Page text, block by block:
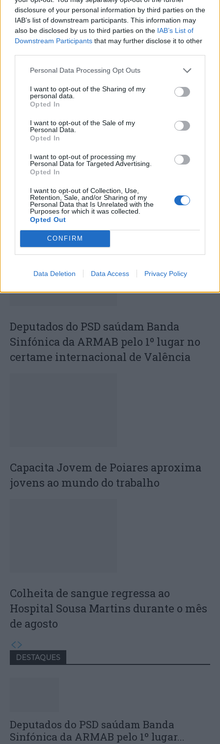
disclosure of your personal information by third parties on the
IAB’s list of downstream participants. This information may
also be disclosed by us to third parties on the IAB’s List of
Downstream Participants that may further disclose it to other
Personal Data Processing Opt Outs
I want to opt-out of the Sharing of my
personal data.
Opted In
I want to opt-out of the Sale of my
Personal Data.
Opted In
I want to opt-out of processing my
Personal Data for Targeted Advertising.
Opted In
I want to opt-out of Collection, Use,
Retention, Sale, and/or Sharing of my
Personal Data that Is Unrelated with the
Purposes for which it was collected.
Opted Out
CONFIRM
Data Deletion Data Access Privacy Policy
território.
Anadia: Município atribui
apoios a associações
Espinho: Falta de
marca arranque do
julgamento do caso “ajuste
ARTIGOS RELACIONADOS
Deputados do PSD saúdam Banda
Sinfónica da ARMAB pelo 1º lugar no
certame internacional de Valência
Capacita Jovem de Poiares aproxima
jovens ao mundo do trabalho
Colheita de sangue regressa ao
Hospital Sousa Martins durante o mês
de agosto
DESTAQUES
Deputados do PSD saúdam Banda
Sinfónica da ARMAB pelo 1º lugar...